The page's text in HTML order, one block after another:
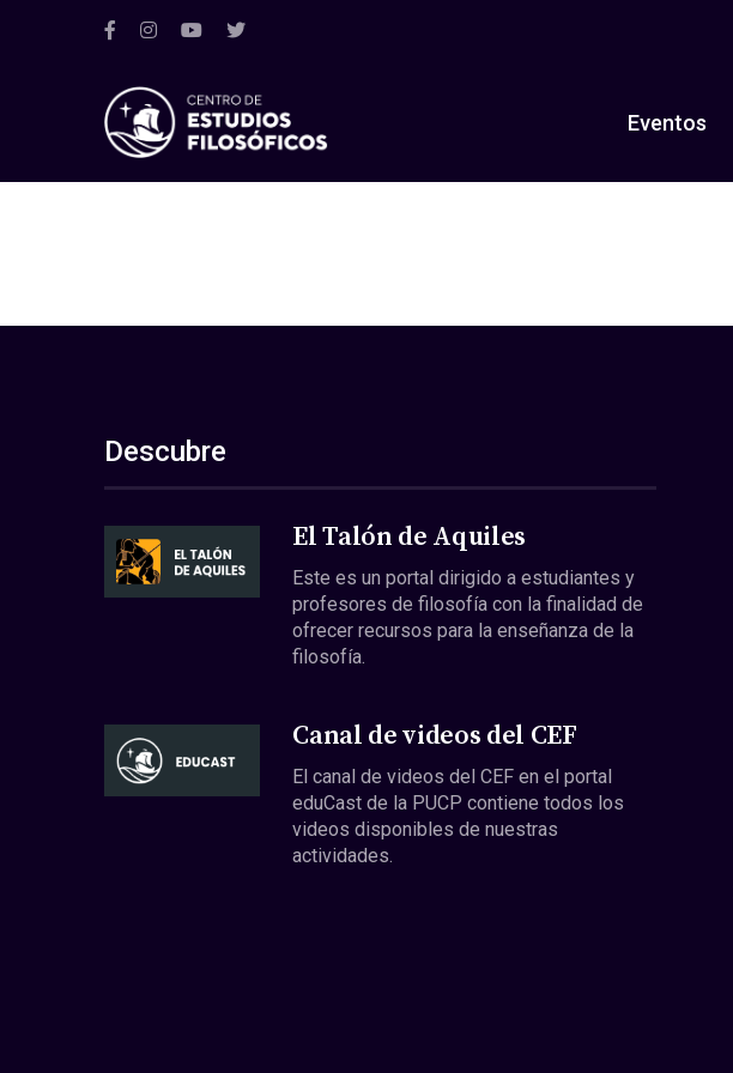
Eventos
Descubre
El Talón de Aquiles
Este es un portal dirigido a estudiantes y
profesores de filosofía con la finalidad de
ofrecer recursos para la enseñanza de la
filosofía.
Canal de videos del CEF
El canal de videos del CEF en el portal
eduCast de la PUCP contiene todos los
videos disponibles de nuestras
actividades.